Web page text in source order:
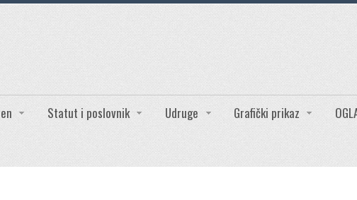
Statut i poslovnik Udruge Grafički prikaz